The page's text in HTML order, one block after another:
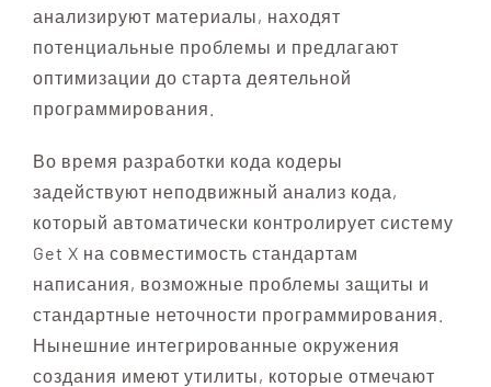
анализируют материалы, находят
потенциальные проблемы и предлагают
оптимизации до старта деятельной
программирования.
Во время разработки кода кодеры
задействуют неподвижный анализ кода,
который автоматически контролирует систему
Get X на совместимость стандартам
написания, возможные проблемы защиты и
стандартные неточности программирования.
Нынешние интегрированные окружения
создания имеют утилиты, которые отмечают